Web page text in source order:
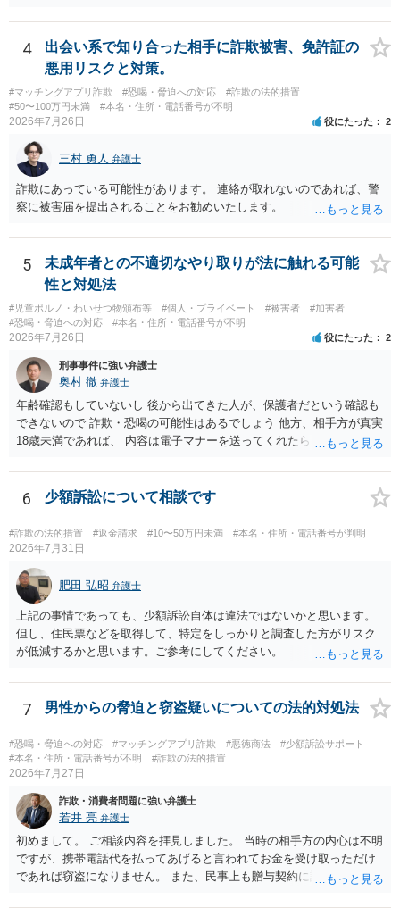
ということになり、解約するのは理由がないことになります。
4
出会い系で知り合った相手に詐欺被害、免許証の
悪用リスクと対策。
#マッチングアプリ詐欺 #恐喝・脅迫への対応
#詐欺の法的措置
#50〜100万円未満
#本名・住所・電話番号が不明
2026年7月26日 役にたった 2
三村 勇人 弁護士
詐欺にあっている可能性があります。 連絡が取れないのであれば、警
察に被害届を提出されることをお勧めいたします。
5
未成年者との不適切なやり取りが法に触れる可能
性と対処法
#児童ポルノ・わいせつ物頒布等 #個人・プライベート #被害者
#加害者
#恐喝・脅迫への対応
#本名・住所・電話番号が不明
2026年7月26日 役にたった 2
刑事事件に強い弁護士
奥村 徹 弁護士
年齢確認もしていないし 後から出てきた人が、保護者だという確認も
できないので 詐欺・恐喝の可能性はあるでしょう 他方、相手方が真実
18歳未満であれば、 内容は電子マナーを送ってくれたら自慰行為など
画の尺は10分ほど、服を着たままで胸を触って欲しい、などの要望を
して、要求された金額(1000円程度)の電子マネーを送信してしまいま
した。 そこから、撮影するまで暇なので顔の雰囲気の写真を交換して
欲しい、住んでいる都道府県と区を教えてと言われたので教えたりと
言ったやり取りをしていました。 というやりとりは、青少年条例違反
（わいせつ行為）の疑いがあります。18歳未満と知らなくても処罰可
能です。
6 少額訴訟について相談です
#詐欺の法的措置 #返金請求 #10〜50万円未満 #本名・住所・電話番号が判明
2026年7月31日
肥田 弘昭 弁護士
上記の事情であっても、少額訴訟自体は違法ではないかと思います。
但し、住民票などを取得して、特定をしっかりと調査した方がリスク
が低減するかと思います。ご参考にしてください。
7 男性からの脅迫と窃盗疑いについての法的対処法
#恐喝・脅迫への対応 #マッチングアプリ詐欺 #悪徳商法
#少額訴訟サポート
#本名・住所・電話番号が不明
#詐欺の法的措置
2026年7月27日
詐欺・消費者問題に強い弁護士
若井 亮 弁護士
初めまして。 ご相談内容を拝見しました。 当時の相手方の内心は不明
ですが、携帯電話代を払ってあげると言われてお金を受け取っただけ
であれば窃盗になりません。 また、民事上も贈与契約に該当すると思
ず、可能であればブロックをするようにしてください。 ご不安であれ